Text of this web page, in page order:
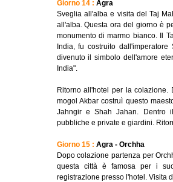
Giorno 14 : Agra
Sveglia all'alba e visita del Taj
all'alba. Questa ora del giorno è
monumento di marmo bianco. Il
India, fu costruito
divenuto il simbolo dell'amore
India".
Ritorno all'hotel per la colazione.
mogol Akbar costruì questo
Jahngir e Shah Jahan. Dentro
pubbliche e private e giardini.
Giorno 15 : Agra - Orchha
Dopo colazione partenza per
questa città è famosa per i
registrazione presso l'hotel. Visita